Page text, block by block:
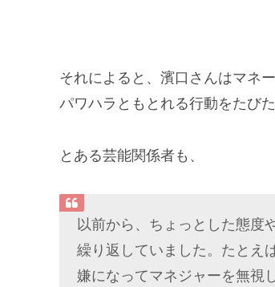
それによると、濱口さんはマネ
パワハラともとれる行動をたび
とある芸能関係者も、
以前から、ちょっとした態度
繰り返していました。たとえ
嫌になってマネジャーを無視